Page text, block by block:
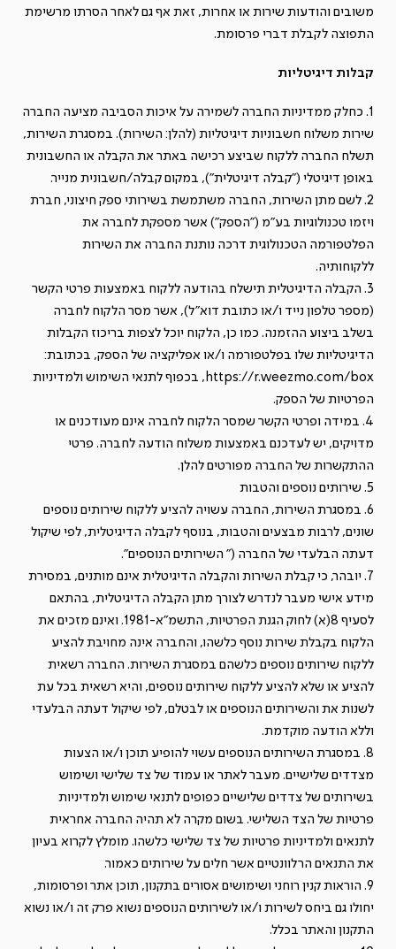
משובים והודעות שירות או אחרות, זאת אף גם לאחר הסרתו מרשימת
התפוצה לקבלת דברי פרסומת.
קבלות דיגיטליות
1. כחלק ממדיניות החברה לשמירה על איכות הסביבה מציעה החברה
שירות משלוח חשבוניות דיגיטליות (להלן: השירות). במסגרת השירות,
תשלח החברה ללקוח שביצע רכישה באתר את הקבלה או החשבונית
באופן דיגיטלי ("קבלה דיגיטלית"), במקום קבלה/חשבונית מנייר.
2. לשם מתן השירות, החברה משתמשת בשירותי ספק חיצוני, חברת
ויזמו טכנולוגיות בע"מ ("הספק") אשר מספקת לחברה את
הפלטפורמה הטכנולוגית דרכה נותנת החברה את השירות
ללקוחותיה.
3. הקבלה הדיגיטלית תישלח בהודעה ללקוח באמצעות פרטי הקשר
(מספר טלפון נייד ו/או כתובת דוא"ל), אשר מסר הלקוח לחברה
בשלב ביצוע ההזמנה. כמו כן, הלקוח יוכל לצפות בריכוז הקבלות
הדיגיטליות שלו בפלטפורמה ו/או אפליקציה של הספק, בכתובת:
https://r.weezmo.com/box, בכפוף לתנאי השימוש ולמדיניות
הפרטיות של הספק.
4. במידה ופרטי הקשר שמסר הלקוח לחברה אינם מעודכנים או
מדויקים, יש לעדכנם באמצעות משלוח הודעה לחברה. פרטי
ההתקשרות של החברה מפורטים להלן.
5. שירותים נוספים והטבות
6. במסגרת השירות, החברה עשויה להציע ללקוח שירותים נוספים
שונים, לרבות מבצעים והטבות, בנוסף לקבלה הדיגיטלית, לפי שיקול
דעתה הבלעדי של החברה (" השירותים הנוספים".
7. יובהר, כי קבלת השירות והקבלה הדיגיטלית אינם מותנים, במסירת
מידע אישי מעבר לנדרש לצורך מתן הקבלה הדיגיטלית, בהתאם
לסעיף 8(א) לחוק הגנת הפרטיות, התשמ"א-1981. ואינם מזכים את
הלקוח בקבלת שירות נוסף כלשהו, והחברה אינה מחויבת להציע
ללקוח שירותים נוספים כלשהם במסגרת השירות. החברה רשאית
להציע או שלא להציע ללקוח שירותים נוספים, והיא רשאית בכל עת
לשנות את והשירותים הנוספים או לבטלם, לפי שיקול דעתה הבלעדי
וללא הודעה מוקדמת.
8. במסגרת השירותים הנוספים עשוי להופיע תוכן ו/או הצעות
מצדדים שלישיים. מעבר לאתר או עמוד של צד שלישי ושימוש
בשירותים של צדדים שלישיים כפופים לתנאי שימוש ולמדיניות
פרטיות של הצד השלישי. בשום מקרה לא תהיה החברה אחראית
לתנאים ולמדיניות פרטיות של צד שלישי כלשהו. מומלץ לקרוא בעיון
את התנאים הרלוונטיים אשר חלים על שירותים כאמור.
9. הוראות קנין רוחני ושימושים אסורים בתקנון, תוכן אתר ופרסומות,
יחולו גם ביחס לשירות ו/או לשירותים הנוספים נשוא פרק זה ו/או נשוא
התקנון והאתר בכלל.